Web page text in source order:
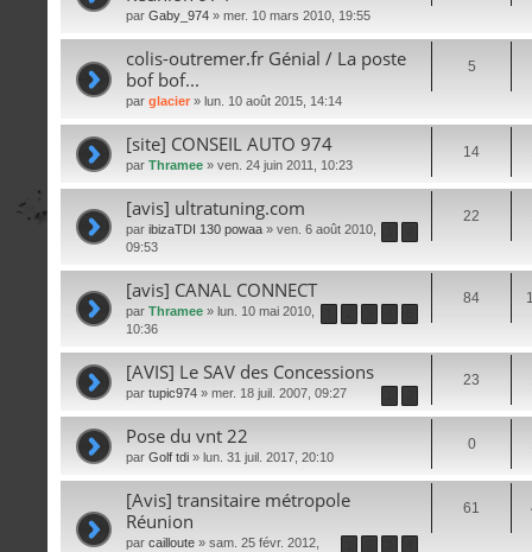
par Gaby_974 » mer. 10 mars 2010, 19:55
colis-outremer.fr Génial / La poste
bof bof...
par glacier » lun. 10 août 2015, 14:14
5
[site] CONSEIL AUTO 974
par Thramee » ven. 24 juin 2011, 10:23
14
[avis] ultratuning.com
par ibizaTDI 130 powaa » ven. 6 août 2010,
09:53
22
[avis] CANAL CONNECT
par Thramee » lun. 10 mai 2010,
10:36
84
[AVIS] Le SAV des Concessions
par tupic974 » mer. 18 juil. 2007, 09:27
23
Pose du vnt 22
par Golf tdi » lun. 31 juil. 2017, 20:10
0
[Avis] transitaire métropole
Réunion
par cailloute » sam. 25 févr. 2012,
61